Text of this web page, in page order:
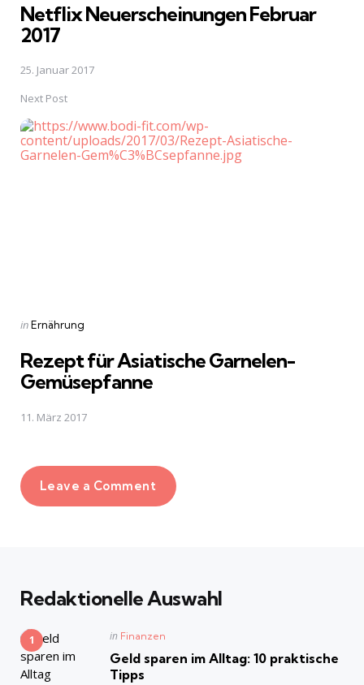
Netflix Neuerscheinungen Februar
2017
25. Januar 2017
Next Post
Posted
inErnährung
Rezept für Asiatische Garnelen-
Gemüsepfanne
11. März 2017
Leave a Comment
Redaktionelle Auswahl
Posted
in Finanzen
Geld sparen im Alltag: 10 praktische
Tipps